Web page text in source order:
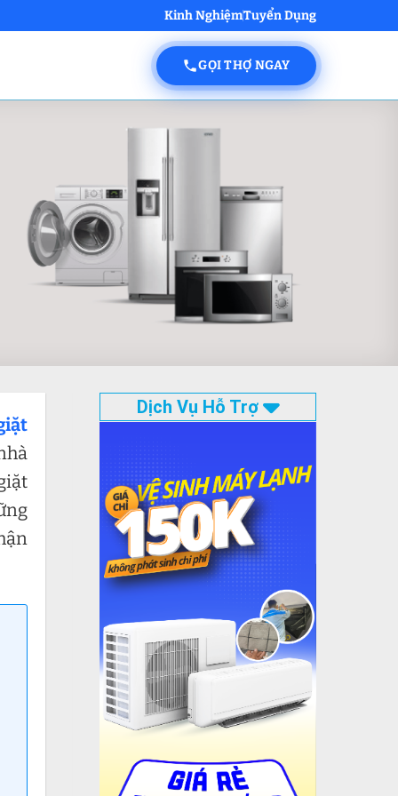
Kinh NghiệmTuyển Dụng
GỌI THỢ NGAY
Dịch Vụ Hỗ Trợ